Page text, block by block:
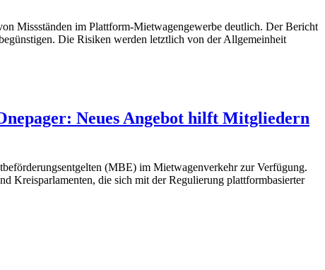
Missständen im Plattform-Mietwagengewerbe deutlich. Der Bericht
Die Risiken werden letztlich von der Allgemeinheit
Neues Angebot hilft Mitgliedern
(MBE) im Mietwagenverkehr zur Verfügung.
Kreisparlamenten, die sich mit der Regulierung plattformbasierter